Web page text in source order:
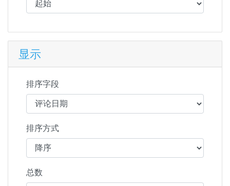
显示
排序字段
排序方式
总数